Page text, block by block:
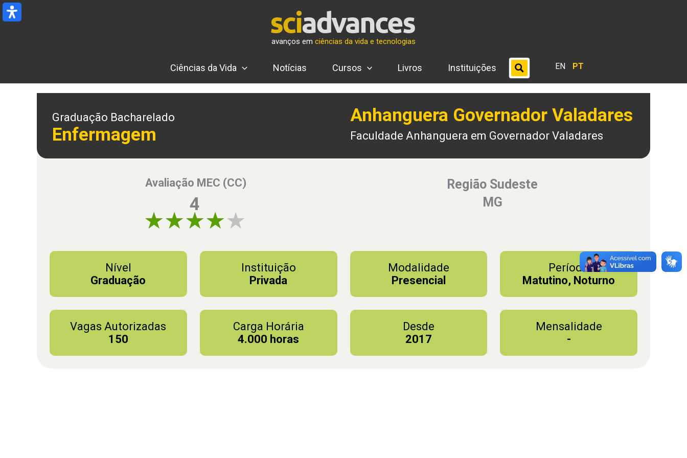
Ir
para
avanços em ciências da vida e tecnologias
Ciências da Vida Notícias Cursos Livros Instituições EN PT
Graduação Bacharelado
Enfermagem
Anhanguera Governador Valadares
Faculdade Anhanguera em Governador Valadares
Avaliação MEC (CC)
4
Região Sudeste
MG
Nível
Graduação
Instituição
Privada
Modalidade
Presencial
Período
Matutino, Noturno
Vagas Autorizadas
150
Carga Horária
4.000 horas
Desde
2017
Mensalidade
-